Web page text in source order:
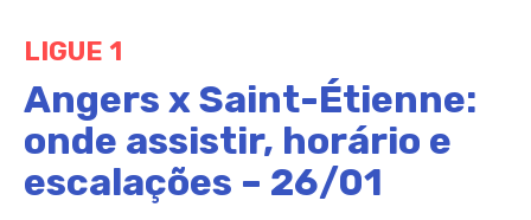
LIGUE 1
Angers x Saint-Étienne:
onde assistir, horário e
escalações – 26/01